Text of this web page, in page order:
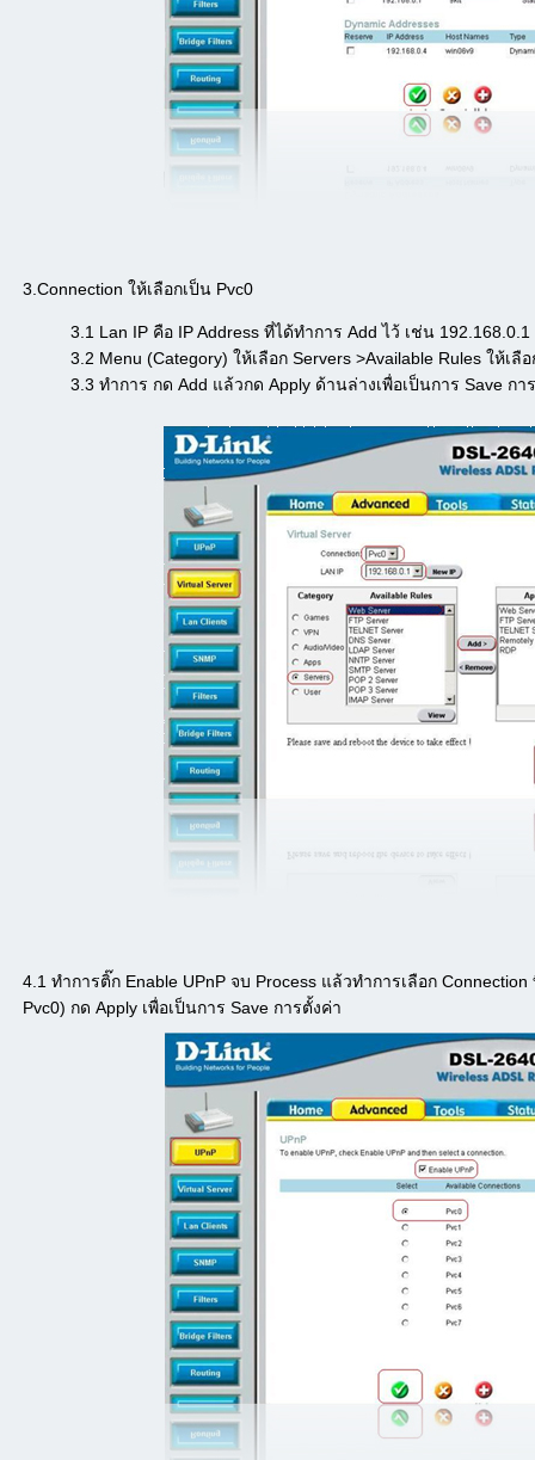
3.Connection ให้เลือกเป็น Pvc0
3.1 Lan IP คือ IP Address ที่ได้ทำการ Add ไว้ เช่น 192.168.0.1
3.2 Menu (Category) ให้เลือก Servers >Available Rules ให้เลื
3.3 ทำการ กด Add แล้วกด Apply ด้านล่างเพื่อเป็นการ Save กา
4.1 ทำการติ๊ก Enable UPnP จบ Process แล้วทำการเลือก
Pvc0) กด Apply เพื่อเป็นการ Save การตั้งค่า